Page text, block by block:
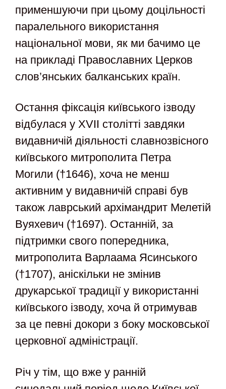
применшуючи при цьому доцільності
паралельного використання
національної мови, як ми бачимо це
на прикладі Православних Церков
слов’янських балканських країн.
Остання фіксація київського ізводу
відбулася у XVII столітті завдяки
видавничій діяльності славнозвісного
київського митрополита Петра
Могили (†1646), хоча не менш
активним у видавничій справі був
також лаврський архімандрит Мелетій
Вуяхевич (†1697). Останній, за
підтримки свого попередника,
митрополита Варлаама Ясинського
(†1707), аніскільки не змінив
друкарської традиції у використанні
київського ізводу, хоча й отримував
за це певні докори з боку московської
церковної адміністрації.
Річ у тім, що вже у ранній